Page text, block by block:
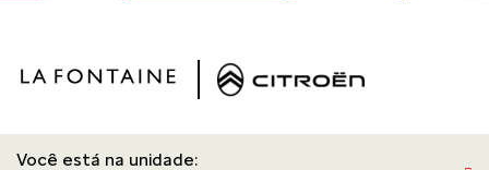
Você está na unidade: